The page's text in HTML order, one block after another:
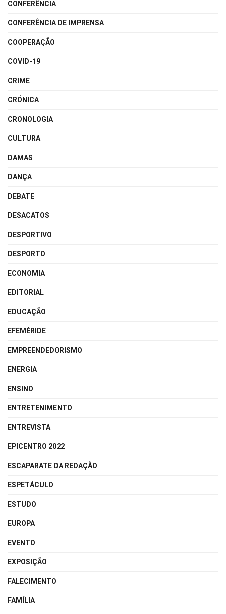
CONFERÊNCIA
CONFERÊNCIA DE IMPRENSA
COOPERAÇÃO
COVID-19
CRIME
CRÓNICA
CRONOLOGIA
CULTURA
DAMAS
DANÇA
DEBATE
DESACATOS
DESPORTIVO
DESPORTO
ECONOMIA
EDITORIAL
EDUCAÇÃO
EFEMÉRIDE
EMPREENDEDORISMO
ENERGIA
ENSINO
ENTRETENIMENTO
ENTREVISTA
EPICENTRO 2022
ESCAPARATE DA REDAÇÃO
ESPETÁCULO
ESTUDO
EUROPA
EVENTO
EXPOSIÇÃO
FALECIMENTO
FAMÍLIA